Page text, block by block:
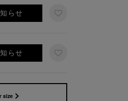
らせ
らせ
size